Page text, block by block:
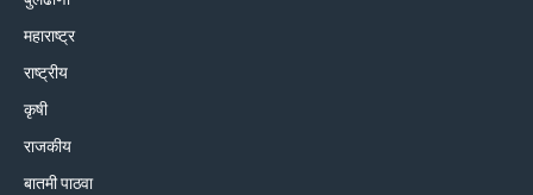
महाराष्ट्र
राष्ट्रीय
कृषी
राजकीय
बातमी पाठवा